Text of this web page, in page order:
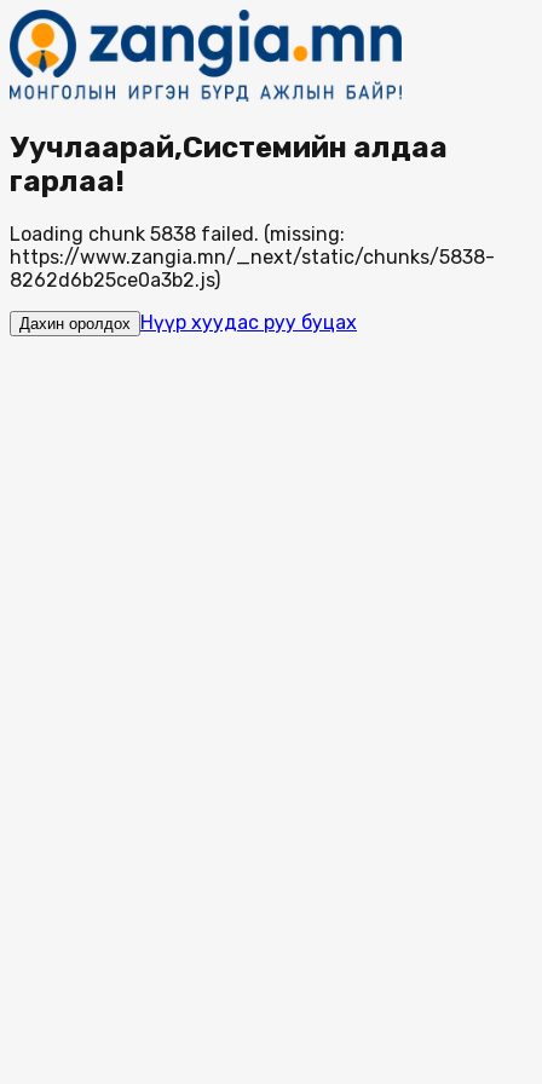
Уучлаарай,Системийн алдаа
гарлаа!
Loading chunk 5838 failed. (missing:
https://www.zangia.mn/_next/static/chunks/5838-
8262d6b25ce0a3b2.js)
Дахин оролдох Нүүр хуудас руу буцах